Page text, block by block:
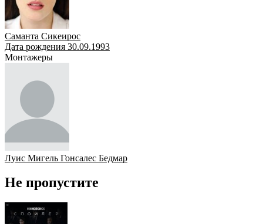
Саманта Сикеирос
Дата рождения 30.09.1993
Монтажеры
Луис Мигель Гонсалес Бедмар
Не пропустите